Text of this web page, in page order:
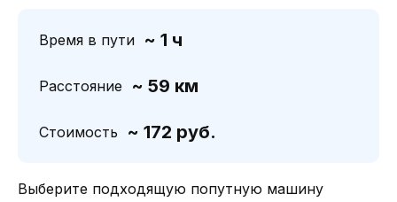
Время в пути ~ 1 ч
Расстояние ~ 59 км
Стоимость ~ 172 руб.
Выберите подходящую попутную машину